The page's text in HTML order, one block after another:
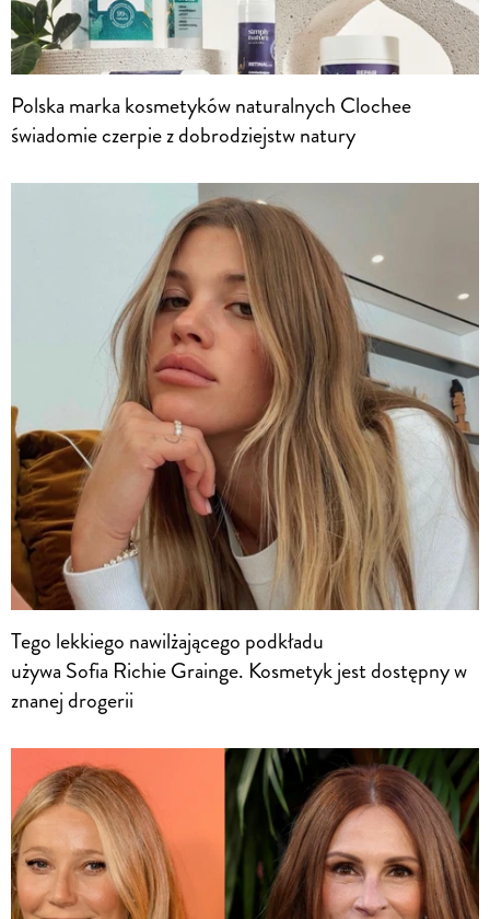
Polska marka kosmetyków naturalnych Clochee
świadomie czerpie z dobrodziejstw natury
Tego lekkiego nawilżającego podkładu
używa Sofia Richie Grainge. Kosmetyk jest dostępny w
znanej drogerii